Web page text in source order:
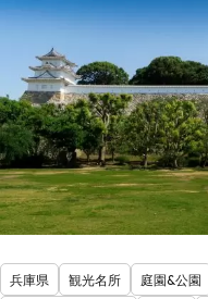
兵庫県 観光名所 庭園&公園